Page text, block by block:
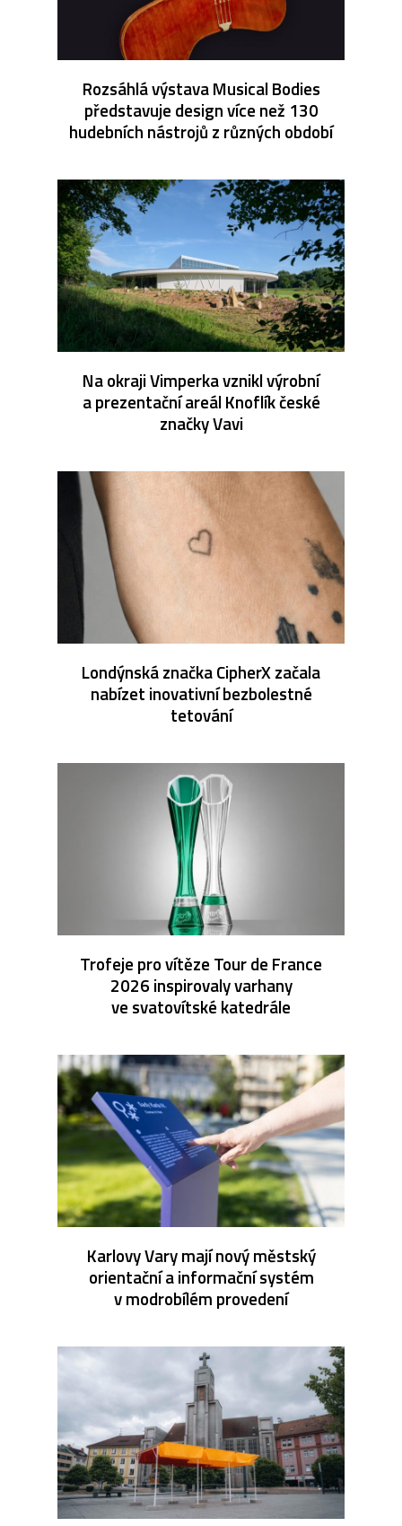
Rozsáhlá výstava Musical Bodies
představuje design více než 130
hudebních nástrojů z různých období
Na okraji Vimperka vznikl výrobní
a prezentační areál Knoflík české
značky Vavi
Londýnská značka CipherX začala
nabízet inovativní bezbolestné
tetování
Trofeje pro vítěze Tour de France
2026 inspirovaly varhany
ve svatovítské katedrále
Karlovy Vary mají nový městský
orientační a informační systém
v modrobílém provedení